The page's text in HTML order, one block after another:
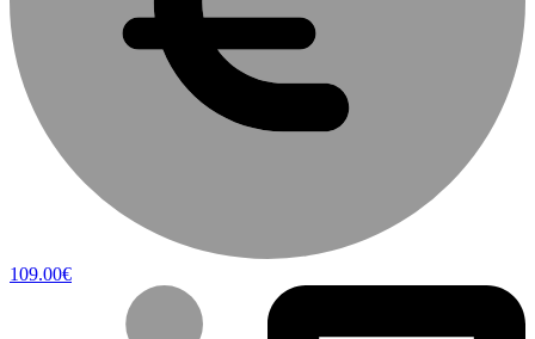
109.00€